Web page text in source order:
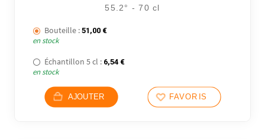
55.2° - 70 cl
Bouteille : 51,00 €
en stock
Échantillon 5 cl : 6,54 €
en stock
AJOUTER FAVORIS